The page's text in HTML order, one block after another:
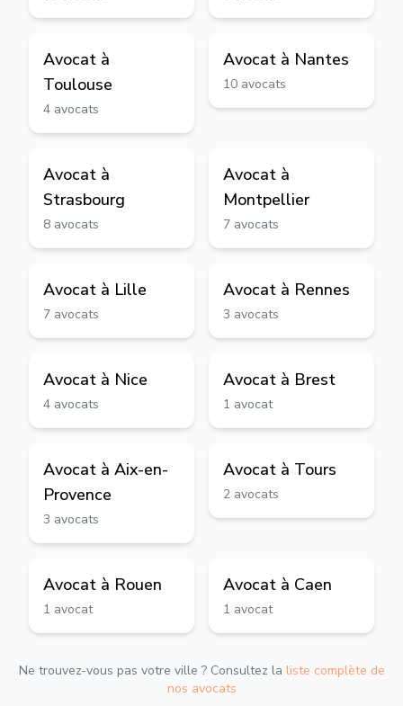
Avocat à
Toulouse
4 avocats
Avocat à Nantes
10 avocats
Avocat à
Strasbourg
8 avocats
Avocat à
Montpellier
7 avocats
Avocat à Lille
7 avocats
Avocat à Rennes
3 avocats
Avocat à Nice
4 avocats
Avocat à Brest
1 avocat
Avocat à Aix-en-
Provence
3 avocats
Avocat à Tours
2 avocats
Avocat à Rouen
1 avocat
Avocat à Caen
1 avocat
Ne trouvez-vous pas votre ville ? Consultez la liste complète de
nos avocats